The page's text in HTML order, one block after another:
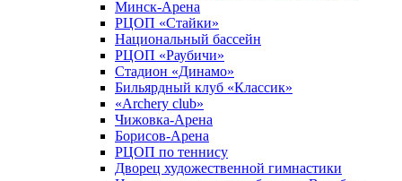
Минск-Арена
РЦОП «Стайки»
Национальный бассейн
РЦОП «Раубичи»
Стадион «Динамо»
Бильярдный клуб «Классик»
«Archery club»
Чижовка-Арена
Борисов-Арена
РЦОП по теннису
Дворец художественной гимнастики